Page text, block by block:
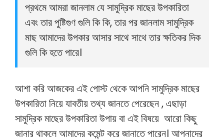
প্রথমে আমরা জানলাম যে সামুদ্রিক মাছের উপকারিতা
এবং তার পুষ্টিগুণ গুলি কি কি, তার পর জানলাম সামুদ্রিক
মাছ আমাদের উপকার আসার সাথে সাথে তার ক্ষতিকর দিক
গুলি কি হতে পারে।
আশা করি আজকের এই পোস্ট থেকে আপনি সামুদ্রিক মাছের
উপকারিতা নিয়ে যাবতীয় তথ্য জানতে পেরেছেন , এছাড়া
সামুদ্রিক মাছের উপকারিতা উপায় বা এই বিষয়ে আরো কিছু
জানার থাকলে আমাদের কমেন্ট করে জানাতে পারেন। আপনাদের